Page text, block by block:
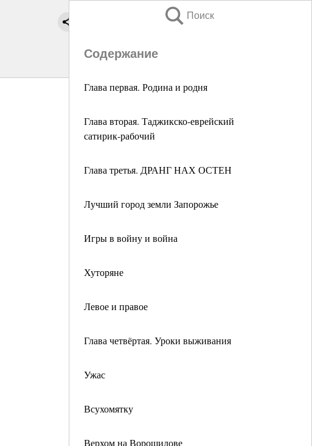
Поиск
Содержание
Глава первая. Родина и родня
Глава вторая. Таджикско-еврейский
сатирик-рабочий
Глава третья. ДРАНГ НАХ ОСТЕН
Лучший город земли Запорожье
Игры в войну и война
Хуторяне
Левое и правое
Глава четвёртая. Уроки выживания
Ужас
Всухомятку
Верхом на Ворошилове